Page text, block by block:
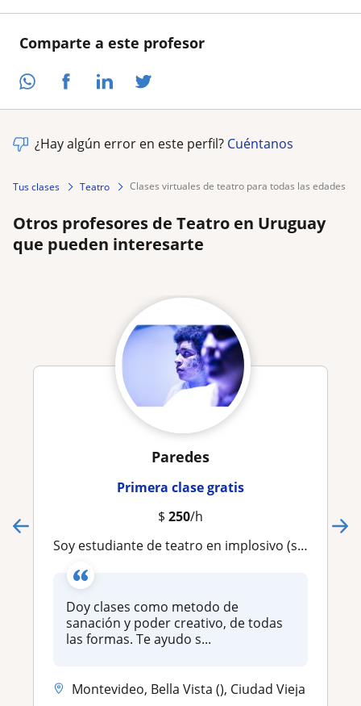
Comparte a este profesor
¿Hay algún error en este perfil? Cuéntanos
Tus clases Teatro clases virtuales de teatro para todas las edades
Otros profesores de Teatro en Uruguay
que pueden interesarte
Paredes
Primera clase gratis
$ 250/h
Soy estudiante de teatro en implosivo (segundo año). Doy clases como metodo de sanación y poder creativo, de todas las formas
Doy clases como metodo de
sanación y poder creativo, de todas
las formas. Te ayudo s...
Montevideo, Bella Vista (), Ciudad Vieja